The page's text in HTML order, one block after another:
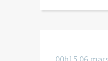
00h15 06